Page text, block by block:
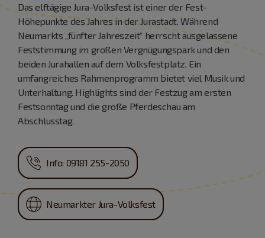
Das elftägige Jura-Volksfest ist einer der Fest-
Höhepunkte des Jahres in der Jurastadt. Während
Neumarkts „fünfter Jahreszeit“ herrscht ausgelassene
Feststimmung im großen Vergnügungspark und den
beiden Jurahallen auf dem Volksfestplatz. Ein
umfangreiches Rahmenprogramm bietet viel Musik und
Unterhaltung. Highlights sind der Festzug am ersten
Festsonntag und die große Pferdeschau am
Abschlusstag.
Info: 09181 255-2050
Neumarkter Jura-Volksfest